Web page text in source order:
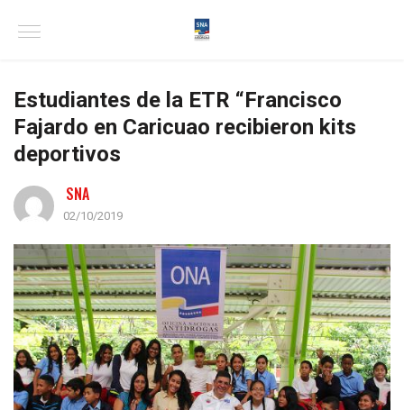
Estudiantes de la ETR “Francisco
Fajardo en Caricuao recibieron kits
deportivos
SNA
02/10/2019